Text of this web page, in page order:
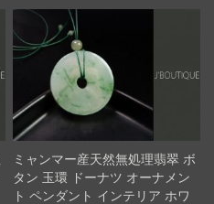
ミャンマー産天然無処理翡翠 ボ
タン 玉環 ドーナツ オーナメン
ト ペンダント インテリア ホワ